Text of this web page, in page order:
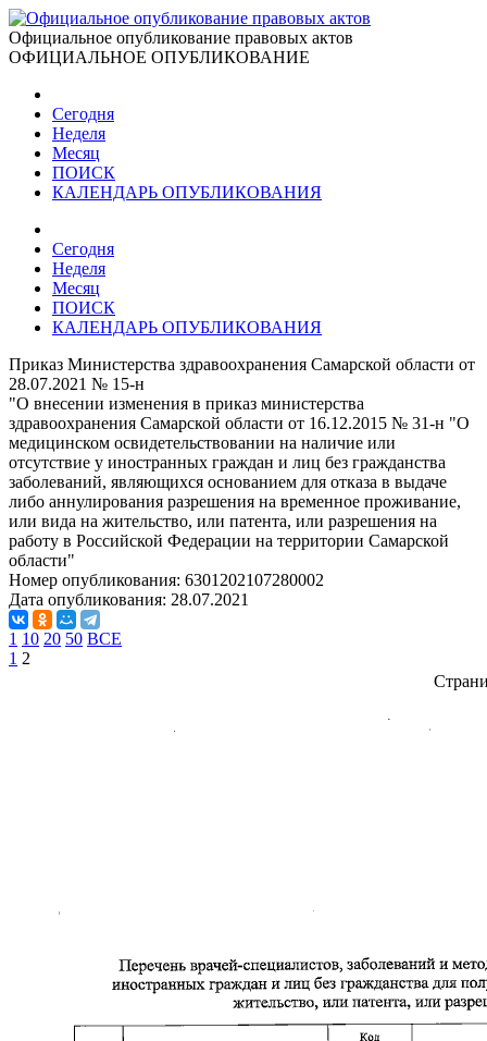
Официальное опубликование правовых актов
ОФИЦИАЛЬНОЕ ОПУБЛИКОВАНИЕ
Сегодня
Неделя
Месяц
ПОИСК
КАЛЕНДАРЬ ОПУБЛИКОВАНИЯ
Сегодня
Неделя
Месяц
ПОИСК
КАЛЕНДАРЬ ОПУБЛИКОВАНИЯ
Приказ Министерства здравоохранения Самарской области от
28.07.2021 № 15-н
"О внесении изменения в приказ министерства
здравоохранения Самарской области от 16.12.2015 № 31-н "О
медицинском освидетельствовании на наличие или
отсутствие у иностранных граждан и лиц без гражданства
заболеваний, являющихся основанием для отказа в выдаче
либо аннулирования разрешения на временное проживание,
или вида на жительство, или патента, или разрешения на
работу в Российской Федерации на территории Самарской
области"
Номер опубликования: 6301202107280002
Дата опубликования: 28.07.2021
1 10 20 50 ВСЕ
1 2